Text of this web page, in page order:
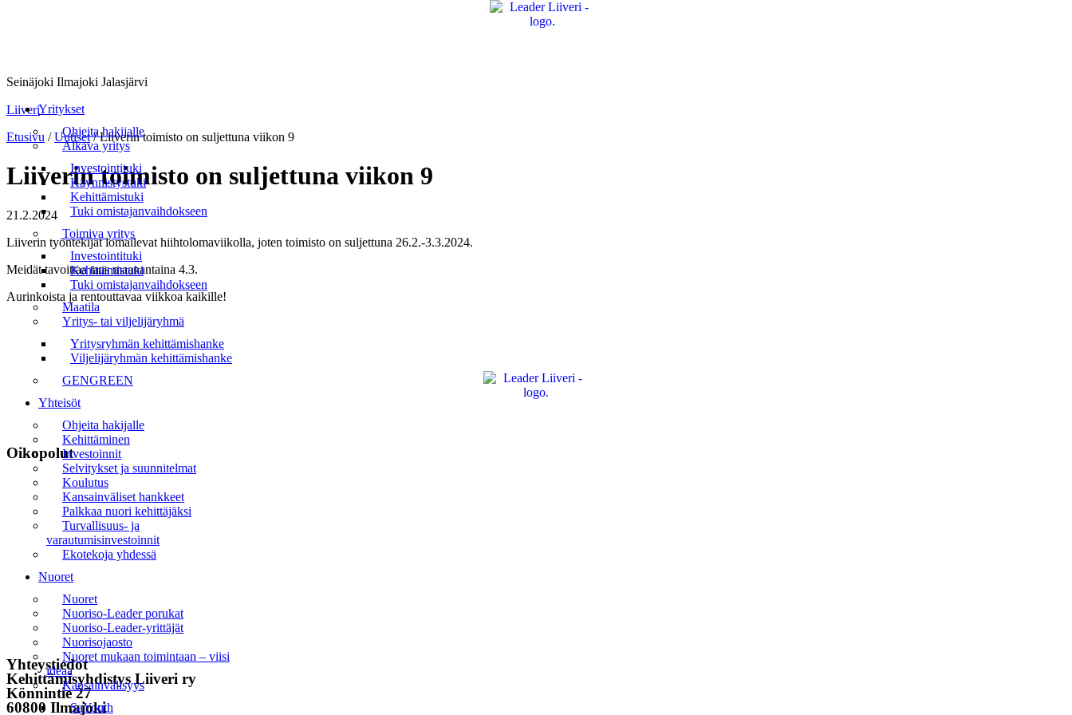
Liiveri
Seinäjoki Ilmajoki Jalasjärvi
ValikkoYritykset
Ohjeita hakijalle
Alkava yritys
Investointituki
Käynnistystuki
Kehittämistuki
Tuki omistajanvaihdokseen
Toimiva yritys
Investointituki
Kehittämistuki
Tuki omistajanvaihdokseen
Maatila
Yritys- tai viljelijäryhmä
Yritysryhmän kehittämishanke
Viljelijäryhmän kehittämishanke
GENGREEN
Yhteisöt
Ohjeita hakijalle
Kehittäminen
Investoinnit
Selvitykset ja suunnitelmat
Koulutus
Kansainväliset hankkeet
Palkkaa nuori kehittäjäksi
Turvallisuus- ja
varautumisinvestoinnit
Ekotekoja yhdessä
Nuoret
Nuoret
Nuoriso-Leader porukat
Nuoriso-Leader-yrittäjät
Nuorisojaosto
Nuoret mukaan toimintaan – viisi
ideaa
Kansainvälisyys
SaYouth
Etusivu /Uutiset/Liiverin toimisto on suljettuna viikon 9
Liiverin toimisto on suljettuna viikon 9
21.2.2024
Liiverin työntekijät lomailevat hiihtolomaviikolla, joten toimisto on suljettuna 26.2.-3.3.2024.
Meidät tavoittaa taas maanantaina 4.3.
Aurinkoista ja rentouttavaa viikkoa kaikille!
Oikopolut
Etusivu
Uutiset
Tapahtumat
Liiveri
Yhteystiedot
Tilaa uutiskirje
Yhteystiedot
Kehittämisyhdistys Liiveri ry
Könnintie 27
60800 Ilmajoki